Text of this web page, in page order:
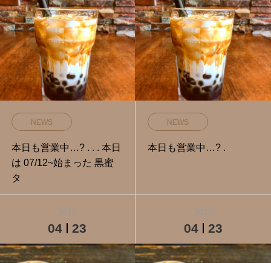
NEWS
本日も営業中…? . . . 本日
は 07/12~始まった 黒蜜
タ
NEWS
本日も営業中…? .
2019
04 23
2019
04 23